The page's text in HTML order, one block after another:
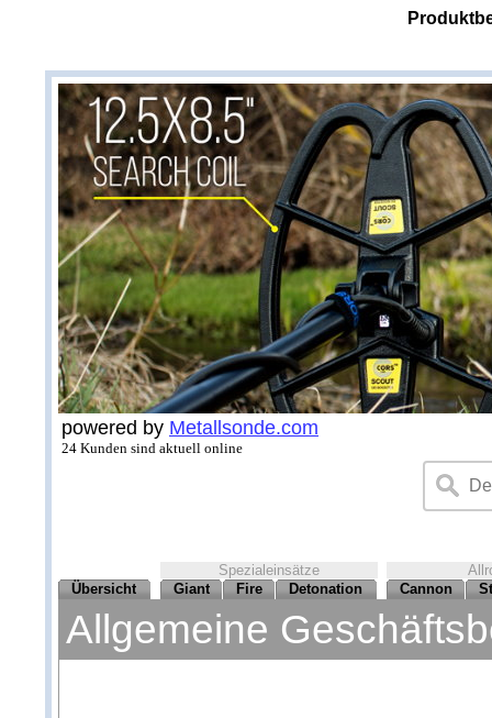
powered by Metallsonde.com
24 Kunden sind aktuell online
Spezialeinsätze
Übersicht
Giant Fire Detonation Cannon
Allgemeine